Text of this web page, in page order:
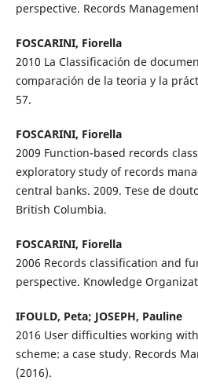
perspective. Records
FOSCARINI, Fiorella
2010 La Classificación de
comparación de la teoria y la
57.
FOSCARINI, Fiorella
2009 Function-based records
exploratory study of records
central banks. 2009. Tese de
British Columbia.
FOSCARINI, Fiorella
2006 Records classification and
perspective. Knowledge
IFOULD, Peta; JOSEPH, Pauline
2016 User difficulties working
scheme: a case study. Records
(2016).